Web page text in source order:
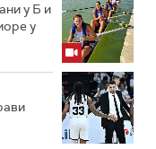
у Б и
у